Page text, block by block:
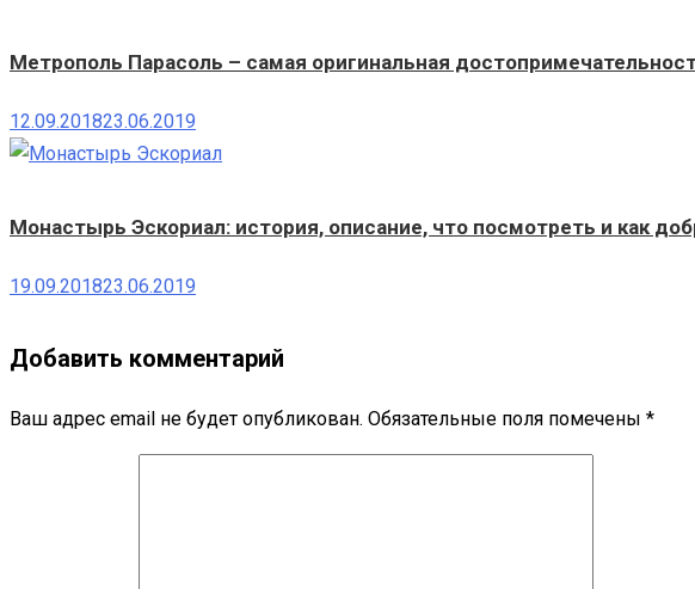
Метрополь Парасоль – самая оригинальная
12.09.201823.06.2019
Монастырь Эскориал: история, описание, что посмотреть и как
19.09.201823.06.2019
Добавить комментарий
Ваш адрес email не будет опубликован. Обязательные поля помечены *